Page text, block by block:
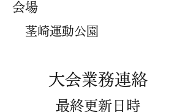
​会場
茎崎運動公園
​大会業務連絡
​最終更新日時